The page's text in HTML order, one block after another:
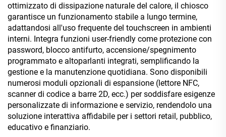
ottimizzato di dissipazione naturale del calore, il chiosco
garantisce un funzionamento stabile a lungo termine,
adattandosi all'uso frequente del touchscreen in ambienti
interni. Integra funzioni user-friendly come protezione con
password, blocco antifurto, accensione/spegnimento
programmato e altoparlanti integrati, semplificando la
gestione e la manutenzione quotidiana. Sono disponibili
numerosi moduli opzionali di espansione (lettore NFC,
scanner di codice a barre 2D, ecc.) per soddisfare esigenze
personalizzate di informazione e servizio, rendendolo una
soluzione interattiva affidabile per i settori retail, pubblico,
educativo e finanziario.